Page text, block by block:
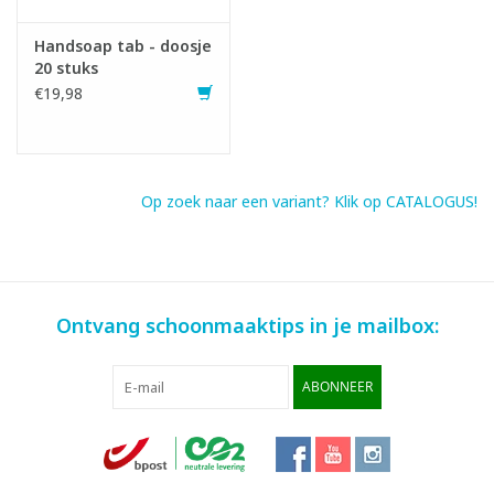
Handsoap tab - doosje
20 stuks
€19,98
Op zoek naar een variant? Klik op CATALOGUS!
Ontvang schoonmaaktips in je mailbox:
ABONNEER